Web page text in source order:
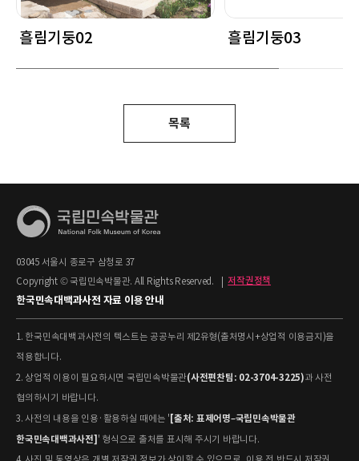
흘림기둥02 흘림기둥03
목록
03045 서울시 종로구 삼청로 37
Copyright © 국립민속박물관. All Rights Reserved.
저작권정책
한국민속대백과사전 자료 이용 안내
1. 한국민속대백과사전의 텍스트는 공공누리 제2유형(출처명시+상업적 이용금지)을
적용합니다.
2. 상업적 이용이 필요하시면 국립민속박물관(사전편찬팀: 02-3704-3225)과 사전
협의하시기 바랍니다.
3. 사전의 내용을 인용·활용하실 때에는 '[출처: 표제어명–국립민속박물관
한국민속대백과사전]' 형식으로 출처를 표시해 주시기 바랍니다.